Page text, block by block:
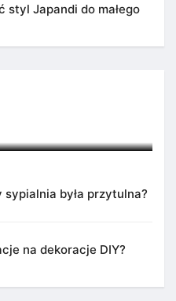
styl Japandi do małego
sypialnia była przytulna?
na dekoracje DIY?